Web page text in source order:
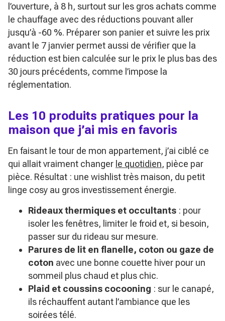
l’ouverture, à 8 h, surtout sur les gros achats comme
le chauffage avec des réductions pouvant aller
jusqu’à -60 %. Préparer son panier et suivre les prix
avant le 7 janvier permet aussi de vérifier que la
réduction est bien calculée sur le prix le plus bas des
30 jours précédents, comme l’impose la
réglementation.
Les 10 produits pratiques pour la
maison que j’ai mis en favoris
En faisant le tour de mon appartement, j’ai ciblé ce
qui allait vraiment changer le quotidien, pièce par
pièce. Résultat : une wishlist très maison, du petit
linge cosy au gros investissement énergie.
Rideaux thermiques et occultants : pour
isoler les fenêtres, limiter le froid et, si besoin,
passer sur du rideau sur mesure.
Parures de lit en flanelle, coton ou gaze de
coton avec une bonne couette hiver pour un
sommeil plus chaud et plus chic.
Plaid et coussins cocooning : sur le canapé,
ils réchauffent autant l’ambiance que les
soirées télé.